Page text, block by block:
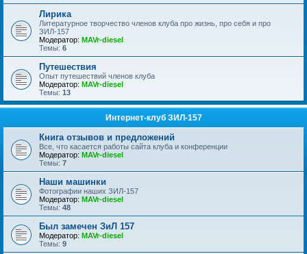
Лирика
Литературное творчество членов клуба про жизнь, про себя и про
ЗИЛ-157
Модератор: MAVr-diesel
Темы: 6
Путешествия
Опыт путешествий членов клуба
Модератор: MAVr-diesel
Темы: 13
Интернет-клуб ЗИЛ-157
Книга отзывов и предложений
Все, что касается работы сайта клуба и конференции
Модератор: MAVr-diesel
Темы: 7
Наши машинки
Фотографии наших ЗИЛ-157
Модератор: MAVr-diesel
Темы: 48
Был замечен ЗиЛ 157
Модератор: MAVr-diesel
Темы: 9